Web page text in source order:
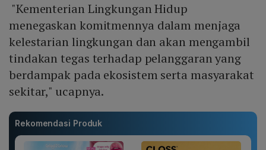
"Kementerian Lingkungan Hidup
menegaskan komitmennya dalam menjaga
kelestarian lingkungan dan akan mengambil
tindakan tegas terhadap pelanggaran yang
berdampak pada ekosistem serta masyarakat
sekitar," ucapnya.
Rekomendasi Produk